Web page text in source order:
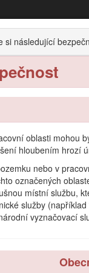
si následující
oblasti mohou
hloubením hrozí
nebo v
označených
místní službu,
služby
vyznačovací
s
Obsluha
na
k řezání
osobám. Na stroji
a opravováno
okolního vzduchu
jak správně